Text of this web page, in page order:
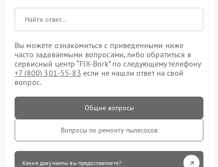
Вы можете ознакомиться с приведенными ниже
часто задаваемыми вопросами, либо обратиться в
сервисный центр “FIX-Bork” по следующему телефону
+7 (800) 301-55-83 если не нашли ответ на свой
вопрос.
Общие вопросы
Вопросы по ремонту пылесосов
Какие документы вы предоставляете?